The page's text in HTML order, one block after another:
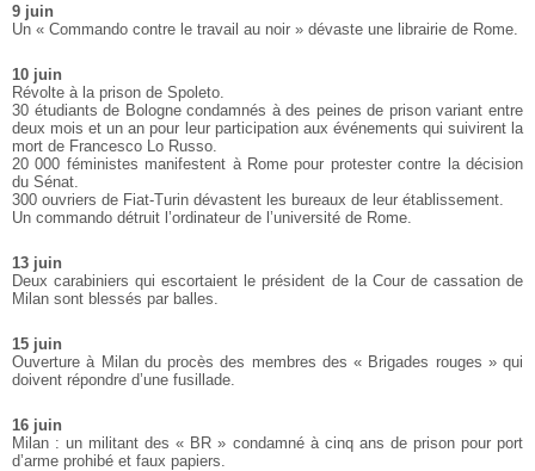
9 juin
Un « Commando contre le travail au noir » dévaste une librairie de Rome.
10 juin
Révolte à la prison de Spoleto.
30 étudiants de Bologne condamnés à des peines de prison variant entre
deux mois et un an pour leur participation aux événements qui suivirent la
mort de Francesco Lo Russo.
20 000 féministes manifestent à Rome pour protester contre la décision
du Sénat.
300 ouvriers de Fiat-Turin dévastent les bureaux de leur établissement.
Un commando détruit l’ordinateur de l’université de Rome.
13 juin
Deux carabiniers qui escortaient le président de la Cour de cassation de
Milan sont blessés par balles.
15 juin
Ouverture à Milan du procès des membres des « Brigades rouges » qui
doivent répondre d’une fusillade.
16 juin
Milan : un militant des « BR » condamné à cinq ans de prison pour port
d’arme prohibé et faux papiers.